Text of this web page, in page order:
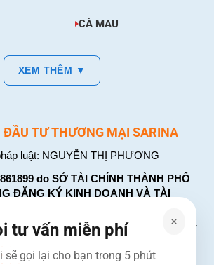
CÀ MAU
XEM THÊM ▼
ĐẦU TƯ THƯƠNG MẠI SARINA
luật: NGUYỄN THỊ PHƯƠNG
do SỞ TÀI CHÍNH THÀNH PHỐ
ĐĂNG KÝ KINH DOANH VÀ TÀI
Đăng ký thay đổi lần thứ: 4, ngày 31
Đống Đa, Hà Nội
tư vấn miễn phí
sẽ gọi lại cho bạn trong 5 phút